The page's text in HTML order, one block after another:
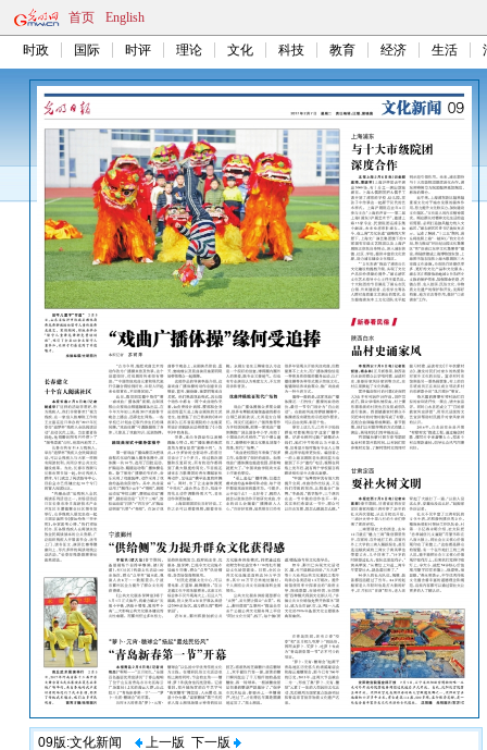
首页 English
时政 国际 时评 理论 文化 科技 教育 经济 生活
09版:文化新闻 上一版 下一版